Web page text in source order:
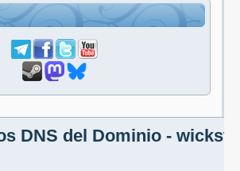
DNS del Dominio -